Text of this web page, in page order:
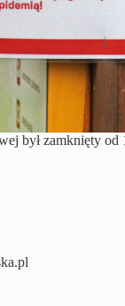
był zamknięty